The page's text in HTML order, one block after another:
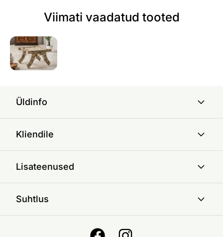
Viimati vaadatud tooted
Üldinfo
Kliendile
Lisateenused
Suhtlus